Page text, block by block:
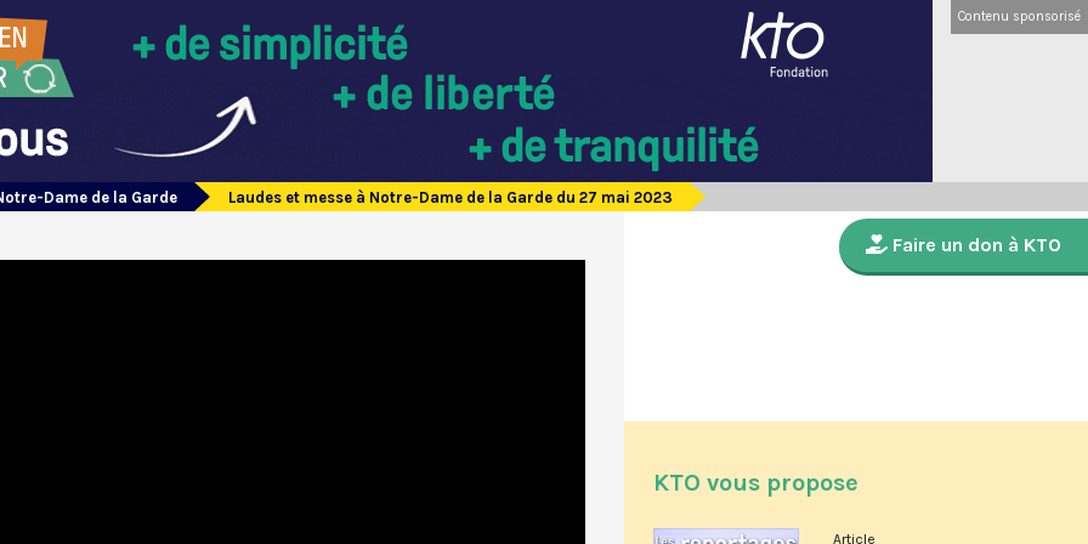
Contenu sponsorisé
Dame de la Garde Laudes et messe à Notre-Dame de la Garde du 27 mai 2023
Faire un don à KTO
KTO vous propose
Article